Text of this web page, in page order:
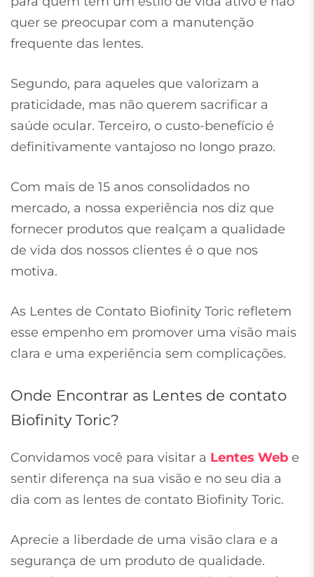
quer se preocupar com a manutenção
frequente das lentes.
Segundo, para aqueles que valorizam a
praticidade, mas não querem sacrificar a
saúde ocular. Terceiro, o custo-benefício é
definitivamente vantajoso no longo prazo.
Com mais de 15 anos consolidados no
mercado, a nossa experiência nos diz que
fornecer produtos que realçam a qualidade
de vida dos nossos clientes é o que nos
motiva.
As Lentes de Contato Biofinity Toric refletem
esse empenho em promover uma visão mais
clara e uma experiência sem complicações.
Onde Encontrar as Lentes de contato
Biofinity Toric?
Convidamos você para visitar a Lentes Web e
sentir diferença na sua visão e no seu dia a
dia com as lentes de contato Biofinity Toric.
Aprecie a liberdade de uma visão clara e a
segurança de um produto de qualidade.